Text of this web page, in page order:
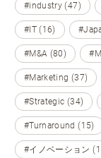
#industry (47)
#IT (16)
#M&A (80)
#Marketing (37)
#Strategic (34)
#Turnaround (15)
#イノベーション